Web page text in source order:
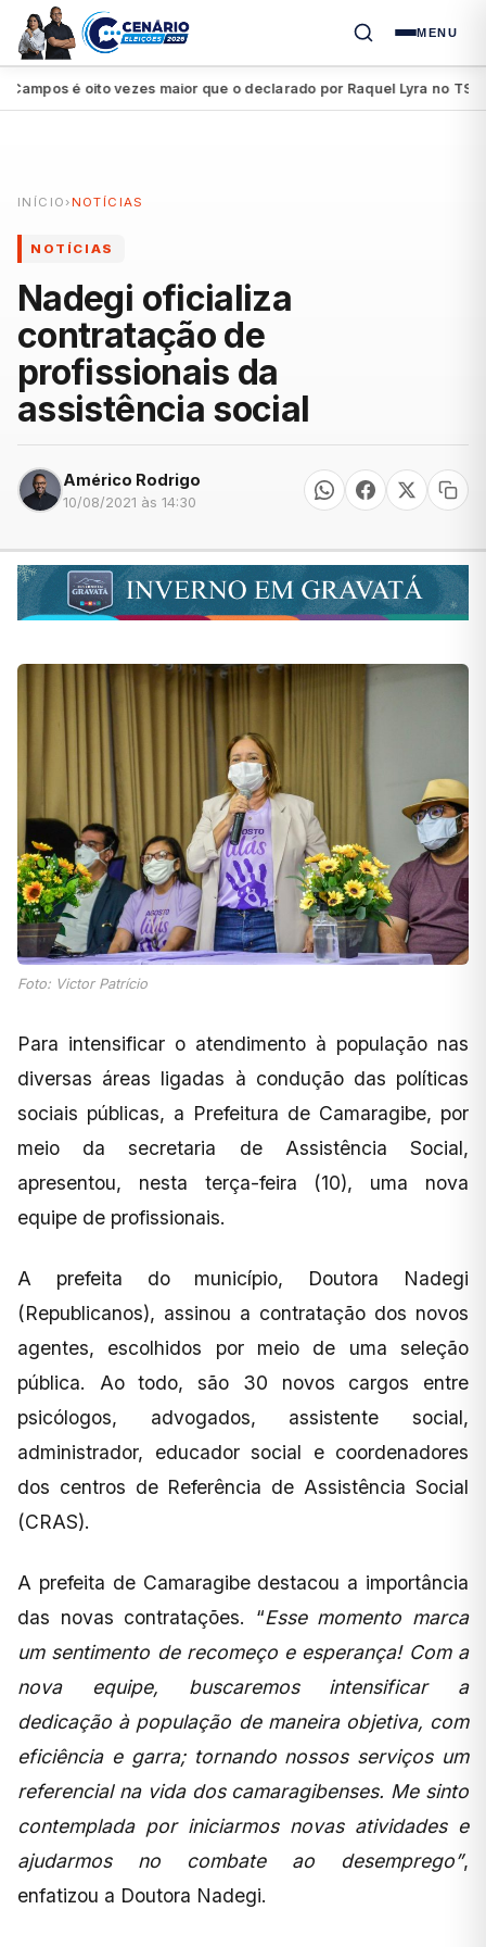
MENU
é oito vezes maior que o declarado por Raquel Lyra no TSE ●
INÍCIO ›NOTÍCIAS
NOTÍCIAS
Nadegi oficializa
contratação de
profissionais da
assistência social
Américo Rodrigo
10/08/2021 às 14:30
Foto: Victor Patrício
Para intensificar o atendimento à população nas
diversas áreas ligadas à condução das políticas
sociais públicas, a Prefeitura de Camaragibe, por
meio da secretaria de Assistência Social,
apresentou, nesta terça-feira (10), uma nova
equipe de profissionais.
A prefeita do município, Doutora Nadegi
(Republicanos), assinou a contratação dos novos
agentes, escolhidos por meio de uma seleção
pública. Ao todo, são 30 novos cargos entre
psicólogos, advogados, assistente social,
administrador, educador social e coordenadores
dos centros de Referência de Assistência Social
(CRAS).
A prefeita de Camaragibe destacou a importância
das novas contratações. “Esse momento marca
um sentimento de recomeço e esperança! Com a
nova equipe, buscaremos intensificar a
dedicação à população de maneira objetiva, com
eficiência e garra; tornando nossos serviços um
referencial na vida dos camaragibenses. Me sinto
contemplada por iniciarmos novas atividades e
ajudarmos no combate ao desemprego”,
enfatizou a Doutora Nadegi.